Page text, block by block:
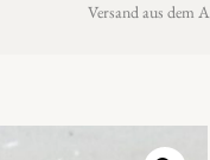
Versand aus dem